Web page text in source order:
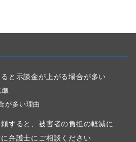
と示談金が上がる場合が多い
が多い理由
すると、被害者の負担の軽減に
弁護士にご相談ください